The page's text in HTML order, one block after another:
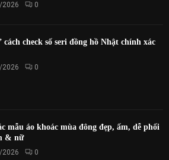
2026 0
cách check số seri đồng hồ Nhật chính xác
2026 0
mẫu áo khoác mùa đông đẹp, ấm, dễ phối
& nữ
2026 0